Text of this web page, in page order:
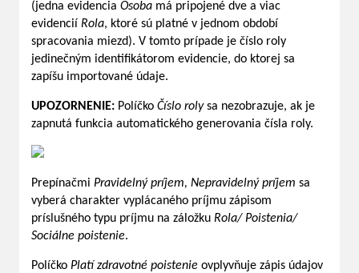
(jedna evidencia Osoba má pripojené dve a viac
evidencií Rola, ktoré sú platné v jednom období
spracovania miezd). V tomto prípade je číslo roly
jedinečným identifikátorom evidencie, do ktorej sa
zapíšu importované údaje.
UPOZORNENIE: Políčko Číslo rolysa nezobrazuje, ak je
zapnutá funkcia automatického generovania čísla roly.
Prepínačmi Pravidelný príjem, Nepravidelný príjem sa
vyberá charakter vyplácaného príjmu zápisom
príslušného typu príjmu na záložku Rola/ Poistenia/
Sociálne poistenie.
Políčko Platí zdravotné poistenie ovplyvňuje zápis údajov